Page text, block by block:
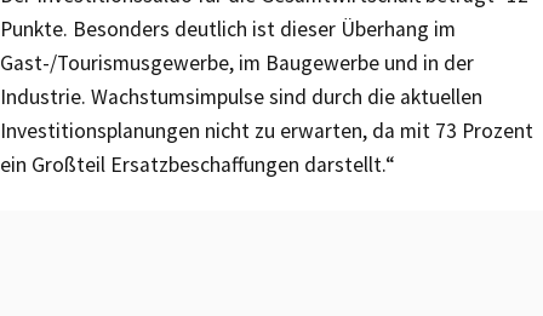
Punkte. Besonders deutlich ist dieser Überhang im
Gast-/Tourismusgewerbe, im Baugewerbe und in der
Industrie. Wachstumsimpulse sind durch die aktuellen
Investitionsplanungen nicht zu erwarten, da mit 73 Prozent
ein Großteil Ersatzbeschaffungen darstellt.“